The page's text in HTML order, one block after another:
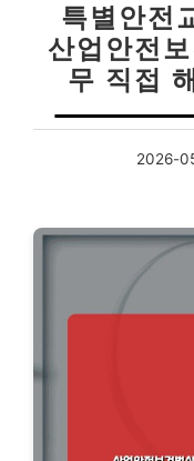
특별안전
산업안전
무 직접
2026-